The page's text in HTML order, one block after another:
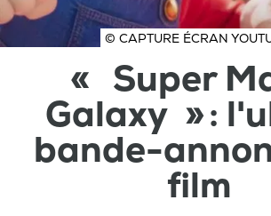
© CAPTURE ÉCRAN
« Super
Galaxy » :
bande-
film